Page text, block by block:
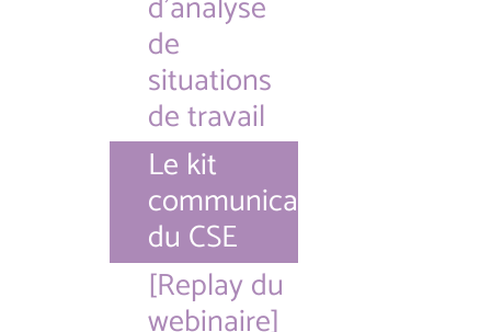
de
situations
de travail
Le kit
communication
du CSE
[Replay du